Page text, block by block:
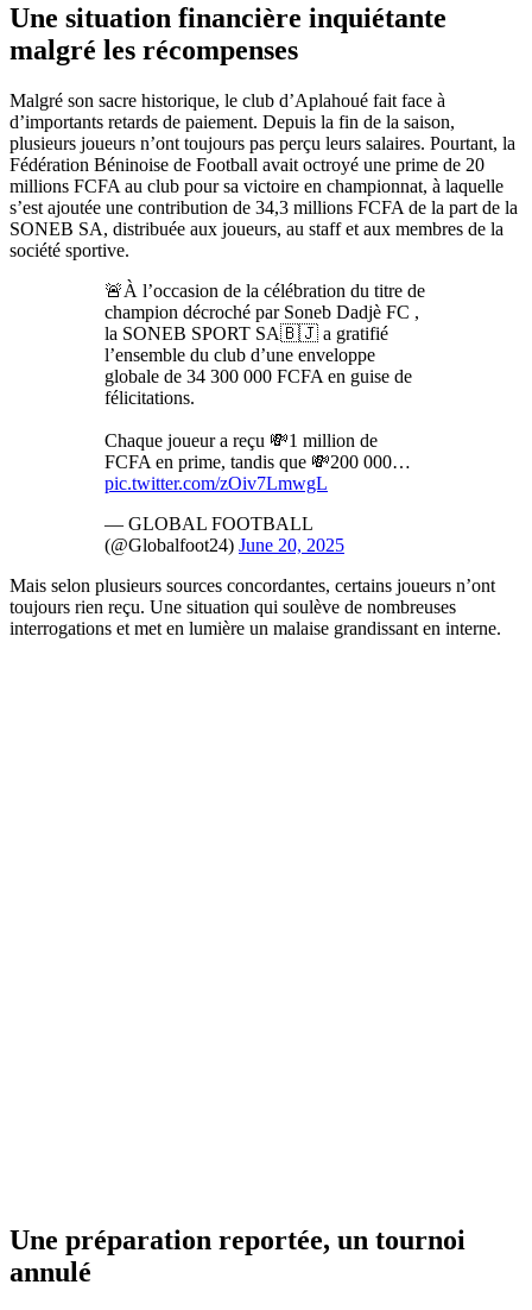
Une situation financière inquiétante
malgré les récompenses
Malgré son sacre historique, le club d’Aplahoué fait face à
d’importants retards de paiement. Depuis la fin de la saison,
plusieurs joueurs n’ont toujours pas perçu leurs salaires. Pourtant, la
Fédération Béninoise de Football avait octroyé une prime de 20
millions FCFA au club pour sa victoire en championnat, à laquelle
s’est ajoutée une contribution de 34,3 millions FCFA de la part de la
SONEB SA, distribuée aux joueurs, au staff et aux membres de la
société sportive.
🚨À l’occasion de la célébration du titre de
champion décroché par Soneb Dadjè FC ,
la SONEB SPORT SA🇧🇯 a gratifié
l’ensemble du club d’une enveloppe
globale de 34 300 000 FCFA en guise de
félicitations.
Chaque joueur a reçu 💸1 million de
FCFA en prime, tandis que 💸200 000…
pic.twitter.com/zOiv7LmwgL
— GLOBAL FOOTBALL
(@Globalfoot24) June 20, 2025
Mais selon plusieurs sources concordantes, certains joueurs n’ont
toujours rien reçu. Une situation qui soulève de nombreuses
interrogations et met en lumière un malaise grandissant en interne.
Une préparation reportée, un tournoi
annulé